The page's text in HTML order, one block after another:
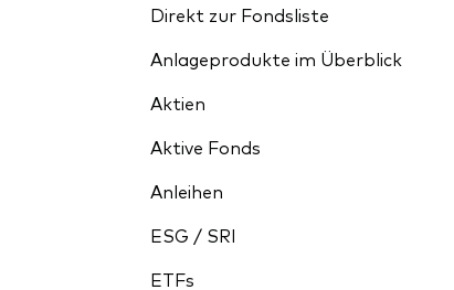
Direkt zur Fondsliste
Anlageprodukte im Überblick
Aktien
Aktive Fonds
Anleihen
ESG / SRI
ETFs